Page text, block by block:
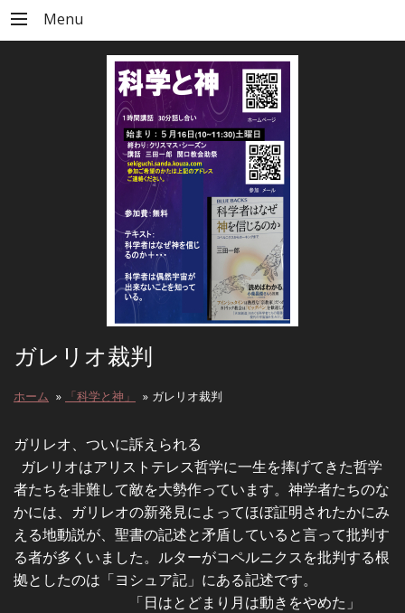
Menu
ガレリオ裁判
ホーム » 「科学と神」 » ガレリオ裁判
ガリレオ、ついに訴えられる
ガレリオはアリストテレス哲学に一生を捧げてきた哲学
者たちを非難して敵を大勢作っています。神学者たちのな
かには、ガリレオの新発見によってほぼ証明されたかにみ
える地動説が、聖書の記述と矛盾していると言って批判す
る者が多くいました。ルターがコペルニクスを批判する根
拠としたのは「ヨシュア記」にある記述です。
「日はとどまり月は動きをやめた」